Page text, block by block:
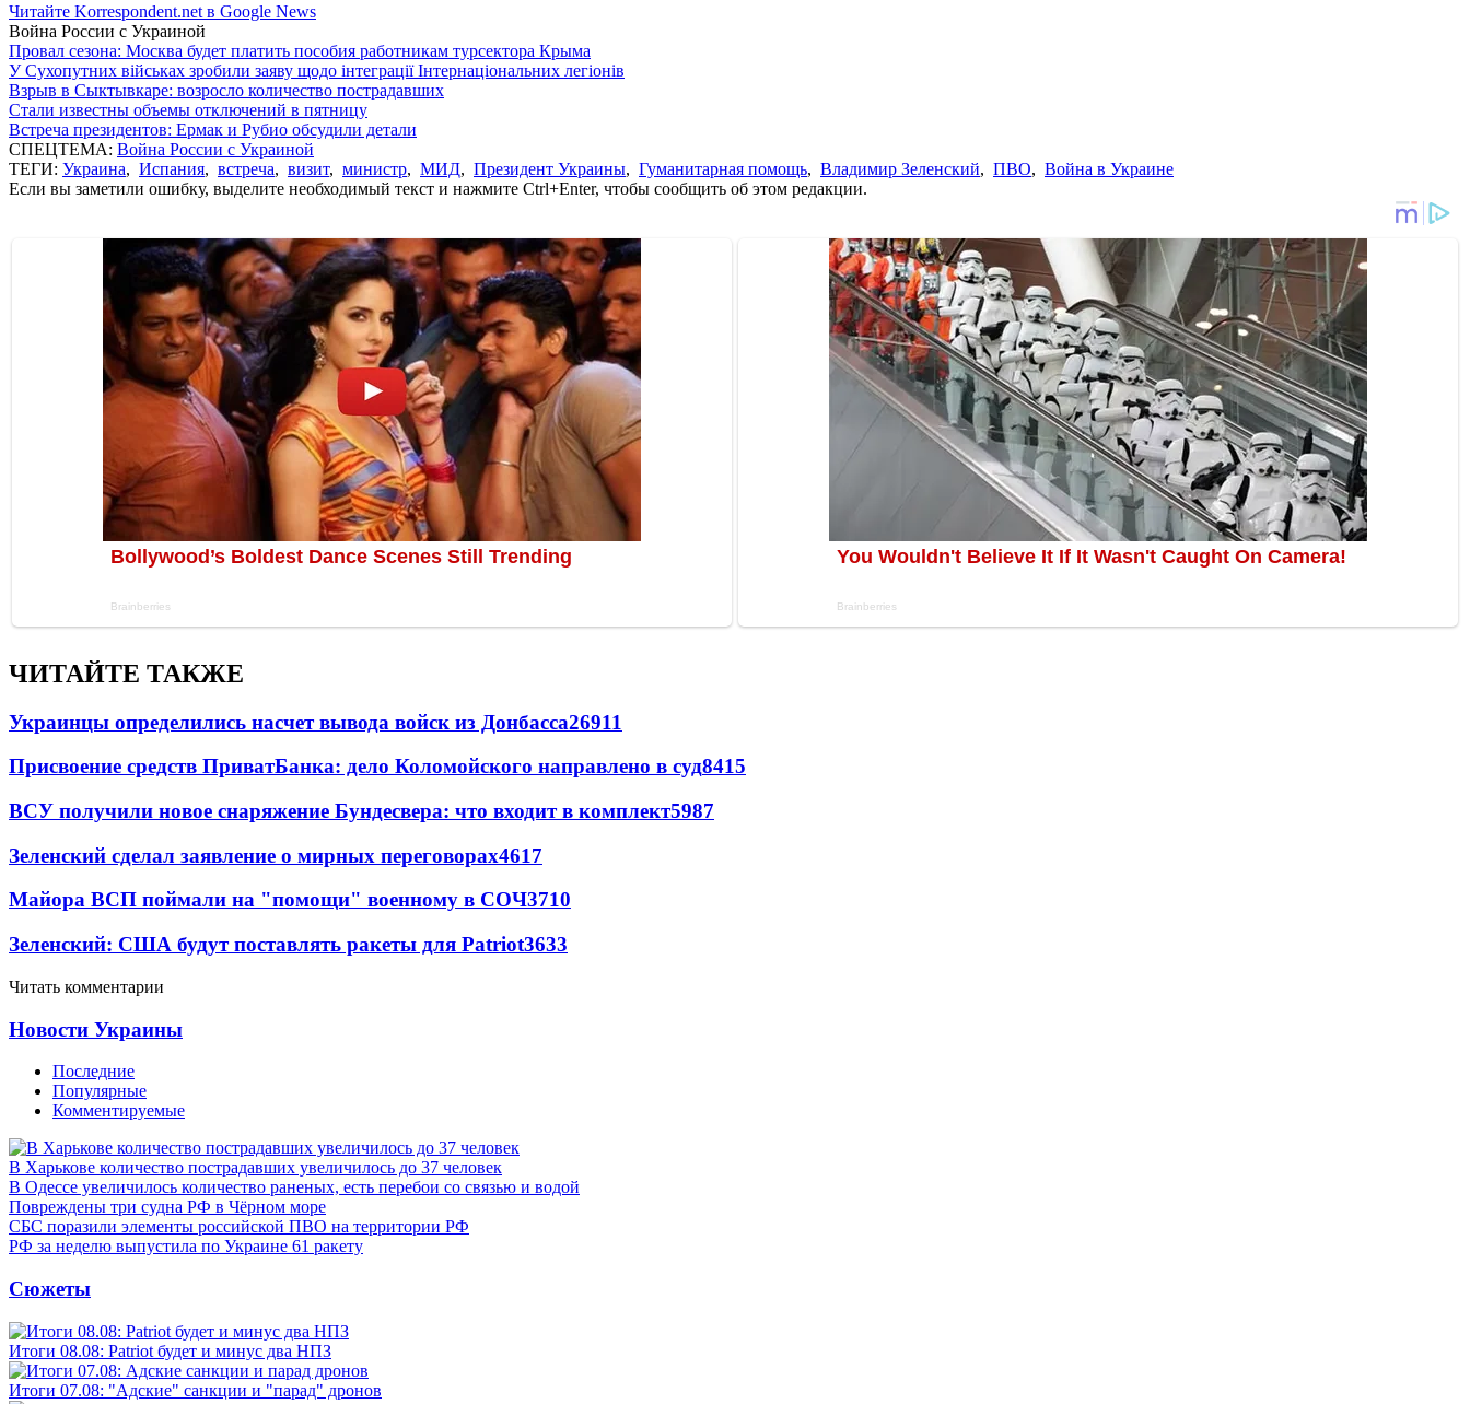
Читайте Korrespondent.net в Google News
Война России с Украиной
Провал сезона: Москва будет платить пособия работникам турсектора Крыма
У Сухопутних військах зробили заяву щодо інтеграції Інтернаціональних легіонів
Взрыв в Сыктывкаре: возросло количество пострадавших
Стали известны объемы отключений в пятницу
Встреча президентов: Ермак и Рубио обсудили детали
СПЕЦТЕМА: Война России с Украиной
ТЕГИ: Украина, Испания, встреча, визит, министр, МИД, Президент Украины, Гуманитарная помощь, Владимир Зеленский, ПВО, Война в Украине
Если вы заметили ошибку, выделите необходимый текст и нажмите Ctrl+Enter, чтобы сообщить об этом редакции.
ЧИТАЙТЕ ТАКЖЕ
Украинцы определились насчет вывода войск из Донбасса26911
Присвоение средств ПриватБанка: дело Коломойского направлено в суд8415
ВСУ получили новое снаряжение Бундесвера: что входит в комплект5987
Зеленский сделал заявление о мирных переговорах4617
Майора ВСП поймали на "помощи" военному в СОЧ3710
Зеленский: США будут поставлять ракеты для Patriot3633
Читать комментарии
Новости Украины
Последние
Популярные
Комментируемые
В Харькове количество пострадавших увеличилось до 37 человек
В Одессе увеличилось количество раненых, есть перебои со связью и водой
Повреждены три судна РФ в Чёрном море
СБС поразили элементы российской ПВО на территории РФ
РФ за неделю выпустила по Украине 61 ракету
Сюжеты
Итоги 08.08: Patriot будет и минус два НПЗ
Итоги 07.08: "Адские" санкции и "парад" дронов